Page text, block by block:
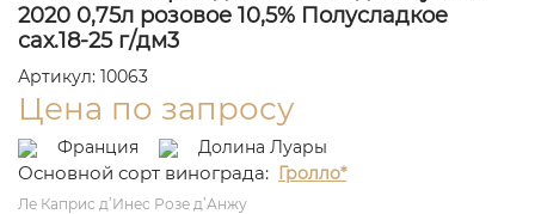
2020 0,75л розовое 10,5% Полусладкое
сах.18-25 г/дм3
Артикул: 10063
Цена по запросу
Франция Долина Луары
Основной сорт винограда: Гролло*
Ле Каприс д’Инес Розе д’Анжу